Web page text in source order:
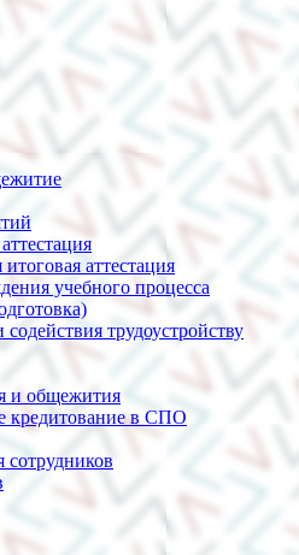
аттестация
учебного процесса
трудоустройству
и общежития
кредитование в СПО